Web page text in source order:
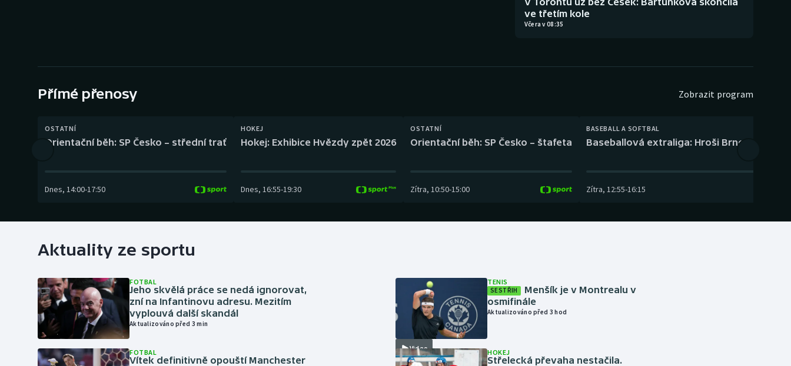
Gymnastika Plážový volejbal
ve třetím kole
Včera v 08:35
Přímé přenosy Zobrazit program
OSTATNÍ
Orientační běh: SP Česko – střední trať
Dnes, 14:00-17:50
HOKEJ
Hokej: Exhibice Hvězdy zpět 2026
Dnes, 16:55-19:30
OSTATNÍ
Orientační běh: SP Česko – štafeta
Zítra, 10:50-15:00
BASEBALL A SOFTBAL
Baseballová extraliga: Hroši Brno – Eagles
Zítra, 12:55-16:15
Aktuality ze sportu
FOTBAL
Jeho skvělá práce se nedá ignorovat,
zní na Infantinovu adresu. Mezitím
vyplouvá další skandál
Aktualizováno před 3 min
FOTBAL
Vítek definitivně opouští Manchester
Video
TENIS
SESTŘIH
Menšík je v Montrealu v
osmifinále
Aktualizováno před 3 hod
HOKEJ
Střelecká převaha nestačila.